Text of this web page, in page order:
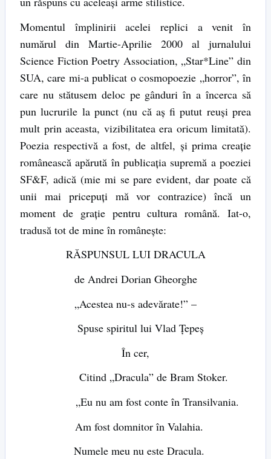
Momentul împlinirii acelei replici a venit în
numărul din Martie-Aprilie 2000 al jurnalului
Science Fiction Poetry Association, „Star*Line” din
SUA, care mi-a publicat o cosmopoezie „horror”, în
care nu stătusem deloc pe gânduri în a încerca să
pun lucrurile la punct (nu că aș fi putut reuși prea
mult prin aceasta, vizibilitatea era oricum limitată).
Poezia respectivă a fost, de altfel, și prima creație
românească apărută în publicația supremă a poeziei
SF&F, adică (mie mi se pare evident, dar poate că
unii mai pricepuți mă vor contrazice) încă un
moment de grație pentru cultura română. Iat-o,
tradusă tot de mine în românește:
RĂSPUNSUL LUI DRACULA
de Andrei Dorian Gheorghe
„Acestea nu-s adevărate!” –
Spuse spiritul lui Vlad Țepeș
În cer,
Citind „Dracula” de Bram Stoker.
„Eu nu am fost conte în Transilvania.
Am fost domnitor în Valahia.
Numele meu nu este Dracula.